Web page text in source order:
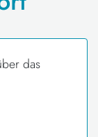
das